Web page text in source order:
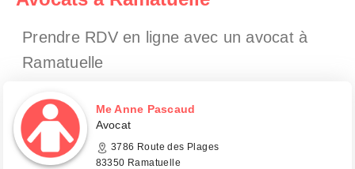
Prendre RDV en ligne avec un avocat à
Ramatuelle
Me Anne Pascaud
Avocat
3786 Route des Plages
83350 Ramatuelle